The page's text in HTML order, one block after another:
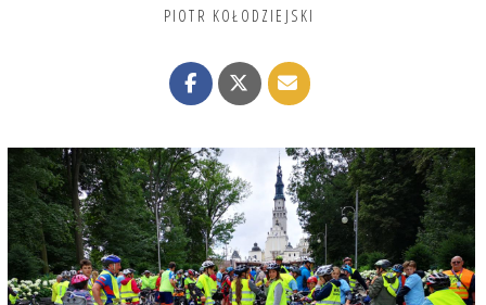
PIOTR KOŁODZIEJSKI